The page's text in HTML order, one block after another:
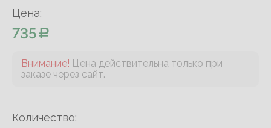
Цена:
735
Внимание! Цена действительна только при
заказе через сайт.
Количество: